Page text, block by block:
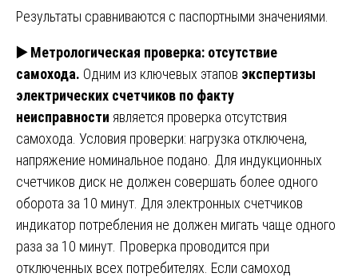
Результаты сравниваются с паспортными значениями.
▶️Метрологическая проверка: отсутствие
самохода. Одним из ключевых этапов экспертизы
электрических счетчиков по факту
неисправности является проверка отсутствия
самохода. Условия проверки: нагрузка отключена,
напряжение номинальное подано. Для индукционных
счетчиков диск не должен совершать более одного
оборота за 10 минут. Для электронных счетчиков
индикатор потребления не должен мигать чаще одного
раза за 10 минут. Проверка проводится при
отключенных всех потребителях. Если самоход